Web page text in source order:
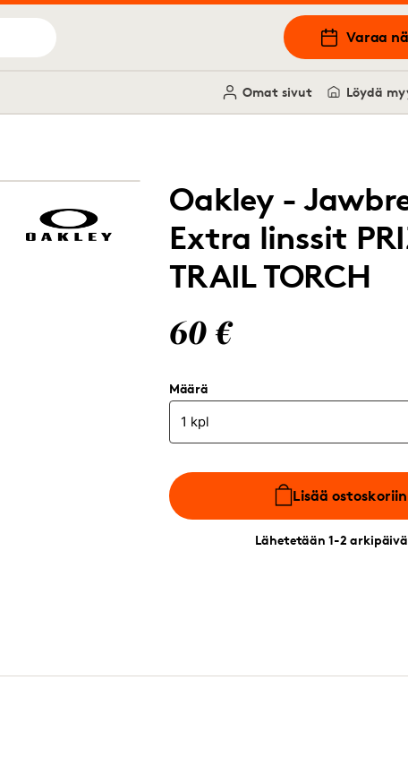
Varaa
Omat sivut Löydä
Oakley -
Extra linssit
TRAIL TORCH
60 €
Määrä
Lisää ostoskoriin
Lähetetään 1-2